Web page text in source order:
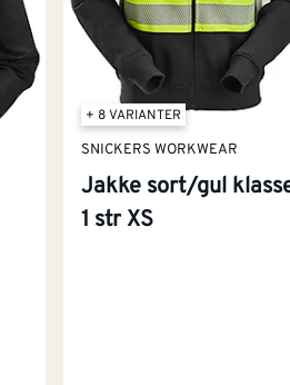
+ 8 VARIANTER
SNICKERS WORKWEAR
Jakke sort/gul
1 str XS